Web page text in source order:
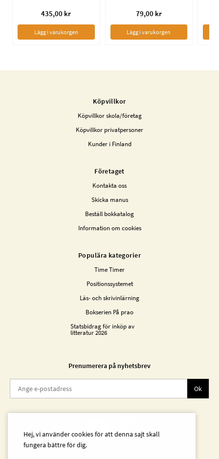
435,00 kr
Lägg i varukorgen
79,00 kr
Lägg i varukorgen
Köpvillkor
Köpvillkor skola/företag
Köpvillkor privatpersoner
Kunder i Finland
Företaget
Kontakta oss
Skicka manus
Beställ bokkatalog
Information om cookies
Populära kategorier
Time Timer
Positionssystemet
Läs- och skrivinlärning
Bokserien På prao
Statsbidrag för inköp av
litteratur 2026
Prenumerera på nyhetsbrev
Ok
Hej, vi använder cookies för att denna sajt skall
fungera bättre för dig.